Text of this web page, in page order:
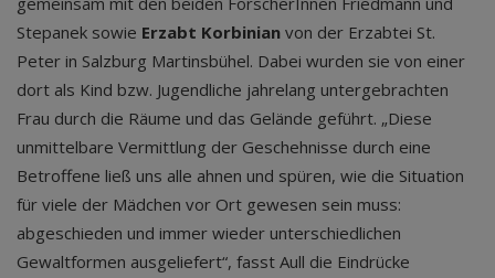
Stepanek sowie Erzabt Korbinian von der Erzabtei St.
Peter in Salzburg Martinsbühel. Dabei wurden sie von einer
dort als Kind bzw. Jugendliche jahrelang untergebrachten
Frau durch die Räume und das Gelände geführt. „Diese
unmittelbare Vermittlung der Geschehnisse durch eine
Betroffene ließ uns alle ahnen und spüren, wie die Situation
für viele der Mädchen vor Ort gewesen sein muss:
abgeschieden und immer wieder unterschiedlichen
Gewaltformen ausgeliefert“, fasst Aull die Eindrücke